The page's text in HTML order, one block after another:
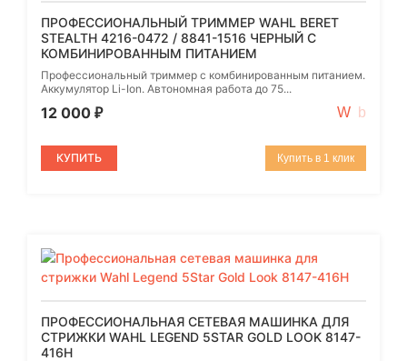
ПРОФЕССИОНАЛЬНЫЙ ТРИММЕР WAHL BERET
STEALTH 4216-0472 / 8841-1516 ЧЕРНЫЙ С
КОМБИНИРОВАННЫМ ПИТАНИЕМ
Профессиональный триммер с комбинированным питанием.
Аккумулятор Li-Ion. Автономная работа до 75...
12 000 ₽
КУПИТЬ Купить в 1 клик
ПРОФЕССИОНАЛЬНАЯ СЕТЕВАЯ МАШИНКА ДЛЯ
СТРИЖКИ WAHL LEGEND 5STAR GOLD LOOK 8147-
416H